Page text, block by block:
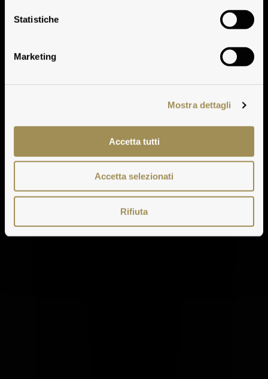
Statistiche
Marketing
Mostra dettagli
Accetta tutti
Accetta selezionati
Rifiuta